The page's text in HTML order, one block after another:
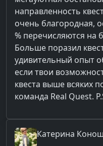
направленность
очень благородная,
% перечисляются на
Больше поразил
удивительный опыт
если твои
квеста выше всяких
команда Real Quest.
Катерина